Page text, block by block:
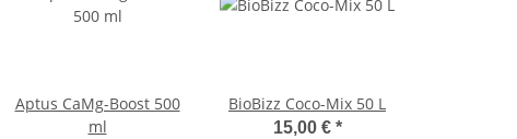
Aptus CaMg-Boost 500
ml
BioBizz Coco-Mix 50 L
15,00 € *